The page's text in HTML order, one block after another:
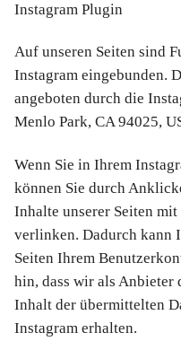
Instagram Plugin
Auf unseren Seiten sind
Instagram eingebunden.
angeboten durch die
Menlo Park, CA 94025,
Wenn Sie in Ihrem
können Sie durch
Inhalte unserer Seiten
verlinken. Dadurch kann
Seiten Ihrem
hin, dass wir als Anbieter
Inhalt der übermittelten
Instagram erhalten.